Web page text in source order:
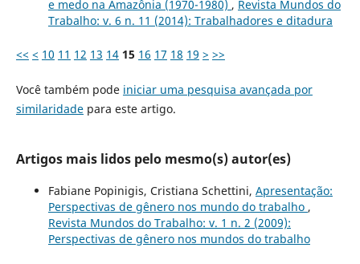
e medo na Amazônia (1970-1980) , Revista Mundos do
Trabalho: v. 6 n. 11 (2014): Trabalhadores e ditadura
<< < 10 11 12 13 14 15 16 17 18 19 > >>
Você também pode iniciar uma pesquisa avançada por
similaridadepara este artigo.
Artigos mais lidos pelo mesmo(s) autor(es)
Fabiane Popinigis, Cristiana Schettini, Apresentação:
Perspectivas de gênero nos mundo do trabalho ,
Revista Mundos do Trabalho: v. 1 n. 2 (2009):
Perspectivas de gênero nos mundos do trabalho